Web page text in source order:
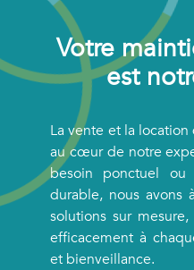
Votre
est
La vente et la
au cœur de notre
besoin ponctuel ou
durable, nous
solutions sur
efficacement à
et bienveillance.